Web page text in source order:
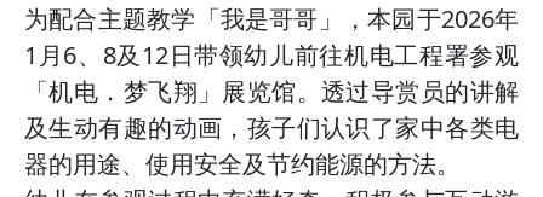
为配合主题教学「我是哥哥」，本园于2026年
1月6、8及12日带领幼儿前往机电工程署参观
「机电．梦飞翔」展览馆。透过导赏员的讲解
及生动有趣的动画，孩子们认识了家中各类电
器的用途、使用安全及节约能源的方法。